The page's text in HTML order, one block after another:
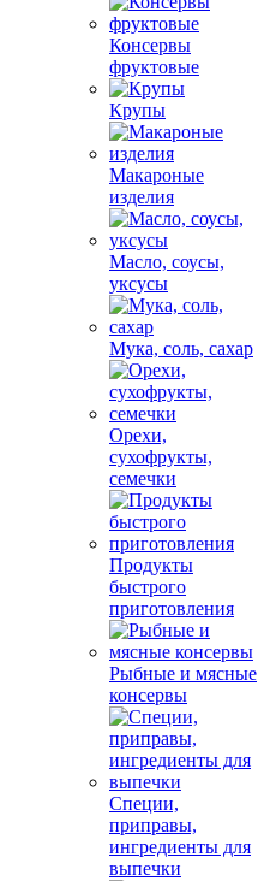
Консервы
фруктовые
Крупы
Макароные
изделия
Масло, соусы,
уксусы
Мука, соль, сахар
Орехи,
сухофрукты,
семечки
Продукты
быстрого
приготовления
Рыбные и мясные
консервы
Специи,
приправы,
ингредиенты для
выпечки